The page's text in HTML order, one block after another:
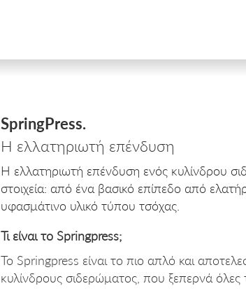
SpringPress.
Η ελλατηριωτή επένδυση
Η ελλατηριωτή επένδυση ενός κυλίνδρου
στοιχεία: από ένα βασικό επίπεδο από
υφασμάτινο υλικό τύπου τσόχας.
Τι είναι το Springpress;
Το Springpress είναι το πιο απλό και
κυλίνδρους σιδερώματος, που ξεπερνά